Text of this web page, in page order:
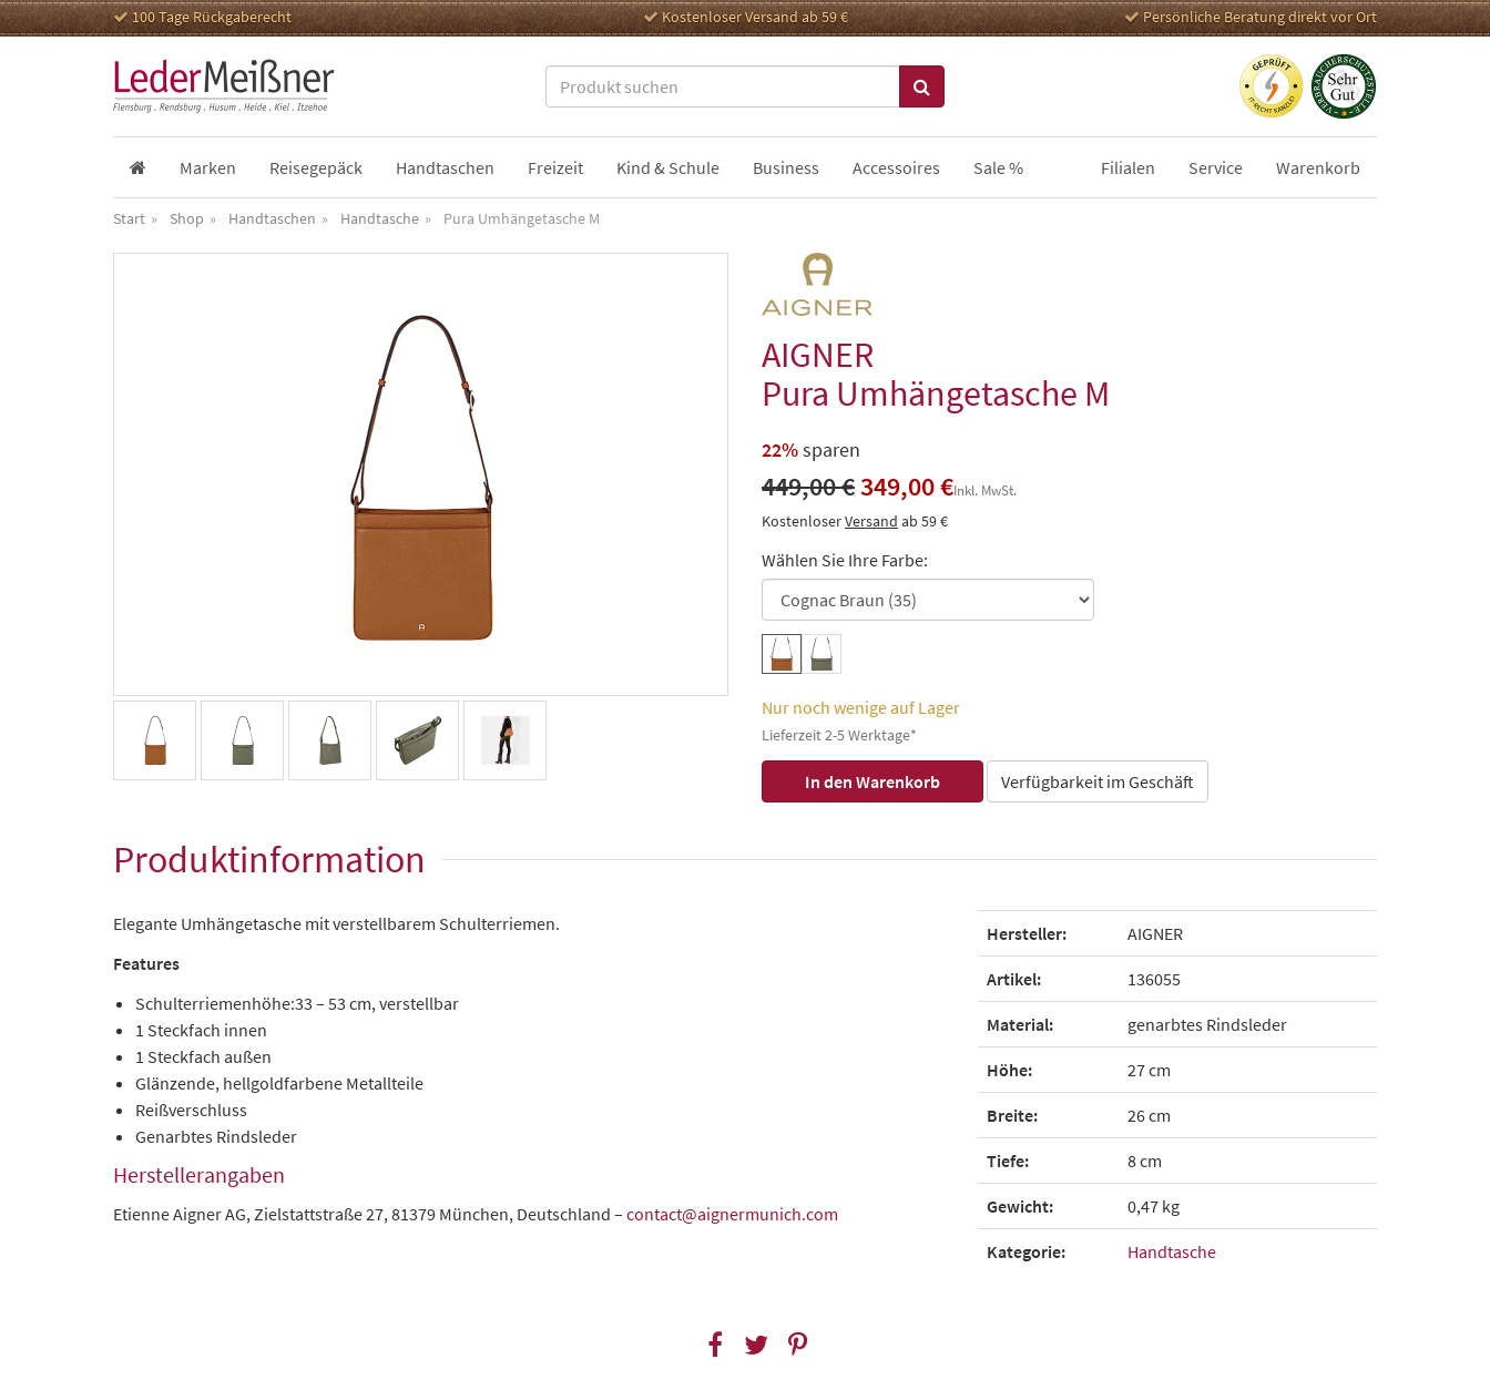
100 Tage Rückgaberecht Kostenloser Versand ab 59 € Persönliche Beratung direkt vor Ort
Marken Reisegepäck Handtaschen Freizeit Kind & Schule Business Accessoires Sale % Filialen Service Warenkorb
Start Shop Handtaschen Handtasche Pura Umhängetasche M
AIGNER
Pura Umhängetasche M
22%sparen
449,00 €349,00 €Inkl. MwSt.
KostenloserVersand ab 59 €
Wählen Sie Ihre Farbe:
Nur noch wenige auf Lager
Lieferzeit 2-5 Werktage*
Verfügbarkeit im Geschäft
Produktinformation
Elegante Umhängetasche mit verstellbarem Schulterriemen.
Features
Schulterriemenhöhe:33 – 53 cm, verstellbar
1 Steckfach innen
1 Steckfach außen
Glänzende, hellgoldfarbene Metallteile
Reißverschluss
Genarbtes Rindsleder
Herstellerangaben
Etienne Aigner AG, Zielstattstraße 27, 81379 München, Deutschland – contact@aignermunich.com
Hersteller: AIGNER
Artikel: 136055
Material: genarbtes Rindsleder
Höhe: 27 cm
Breite: 26 cm
Tiefe: 8 cm
Gewicht: 0,47 kg
Kategorie: Handtasche